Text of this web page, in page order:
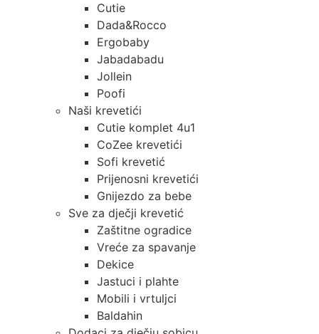
Cutie
Dada&Rocco
Ergobaby
Jabadabadu
Jollein
Poofi
Naši krevetići
Cutie komplet 4u1
CoZee krevetići
Sofi krevetić
Prijenosni krevetići
Gnijezdo za bebe
Sve za dječji krevetić
Zaštitne ogradice
Vreće za spavanje
Dekice
Jastuci i plahte
Mobili i vrtuljci
Baldahin